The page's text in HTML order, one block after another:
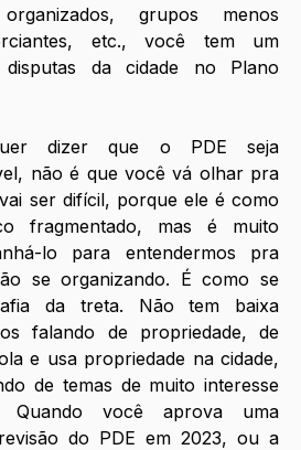
grupos menos
etc., você tem um
disputas da cidade no Plano
dizer que o PDE seja
não é que você vá olhar pra
ser difícil, porque ele é como
fragmentado, mas é muito
lo para entendermos pra
se organizando. É como se
da treta. Não tem baixa
falando de propriedade, de
e usa propriedade na cidade,
de temas de muito interesse
Quando você aprova uma
do PDE em 2023, ou a